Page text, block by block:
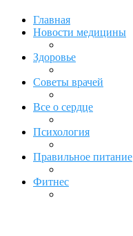
Главная
Новости медицины
Здоровье
Советы врачей
Все о сердце
Психология
Правильное питание
Фитнес